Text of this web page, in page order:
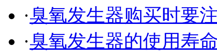
·臭氧发生器购买时要
·臭氧发生器的使用寿